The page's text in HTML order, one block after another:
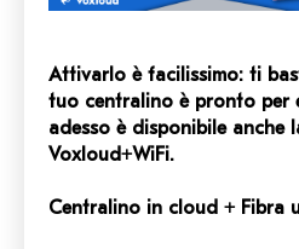
Attivarlo è facilissimo: ti
tuo centralino è pronto per
adesso è disponibile anche
Voxloud+WiFi.
Centralino in cloud + Fibra